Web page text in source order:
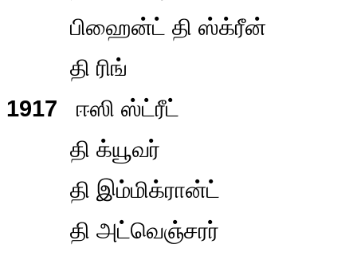
பிஹைன்ட் தி ஸ்க்ரீன்
தி ரிங்
1917 ஈஸி ஸ்ட்ரீட்
தி க்யூவர்
தி இம்மிக்ரான்ட்
தி அட்வெஞ்சரர்